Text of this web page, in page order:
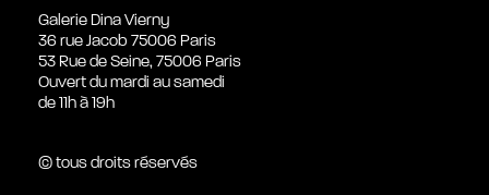
Galerie Dina Vierny
36 rue Jacob 75006 Paris
53 Rue de Seine, 75006 Paris
Ouvert du mardi au samedi
de 11h à 19h
© tous droits réservés